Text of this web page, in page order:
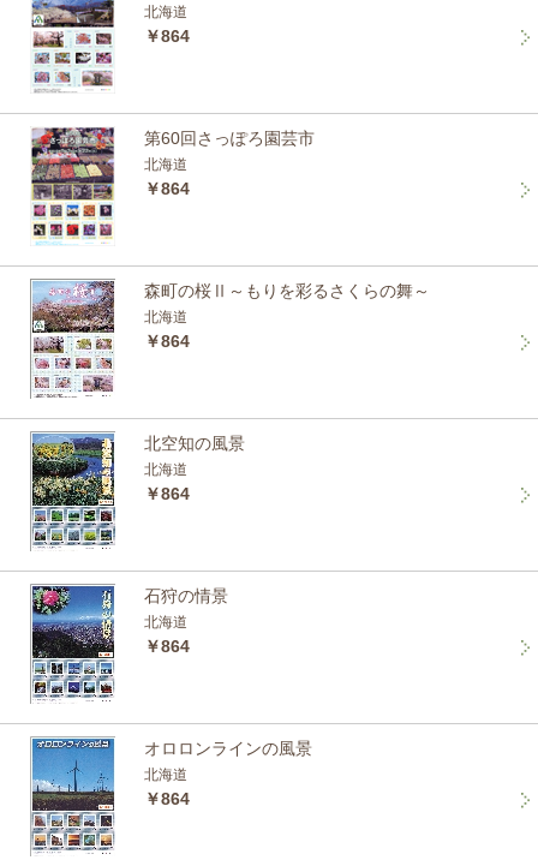
北海道
￥864
第60回さっぽろ園芸市
北海道
￥864
森町の桜Ⅱ～もりを彩るさくらの舞～
北海道
￥864
北空知の風景
北海道
￥864
石狩の情景
北海道
￥864
オロロンラインの風景
北海道
￥864